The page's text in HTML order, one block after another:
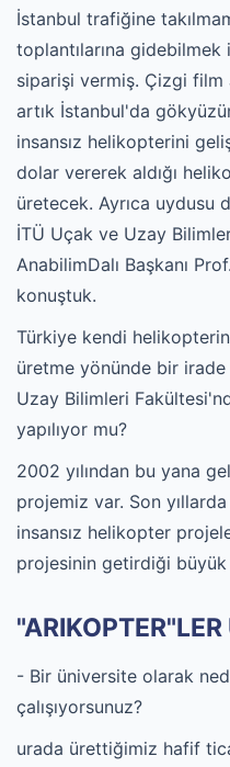
İstanbul trafiğine
toplantılarına
siparişi vermiş. Çizgi film
artık İstanbul'da
insansız helikopterini
dolar vererek aldığı
üretecek. Ayrıca uydusu
İTÜ Uçak ve Uzay
AnabilimDalı Başkanı
konuştuk.
Türkiye kendi
üretme yönünde bir
Uzay Bilimleri
yapılıyor mu?
2002 yılından bu yana
projemiz var. Son yıllarda
insansız helikopter
projesinin getirdiği
- Bir üniversite olarak
çalışıyorsunuz?
urada ürettiğimiz hafif